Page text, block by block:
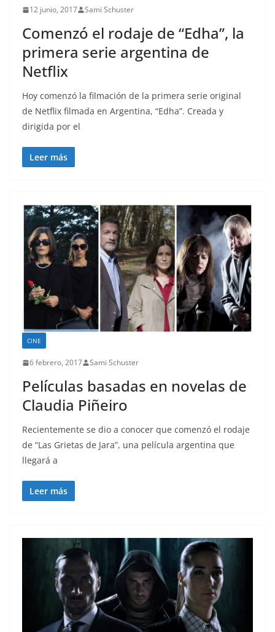
12 junio, 2017 Sami Schuster
Comenzó el rodaje de “Edha”, la
primera serie argentina de
Netflix
Hoy comenzó la filmación de la primera serie original
de Netflix filmada en Argentina, “Edha”. Creada y
dirigida por el
Leer más
CINE
6 febrero, 2017 Sami Schuster
Películas basadas en novelas de
Claudia Piñeiro
Recientemente se dio a conocer que comenzó el rodaje
de “Las Grietas de Jara”, una película argentina que
llegará a
Leer más